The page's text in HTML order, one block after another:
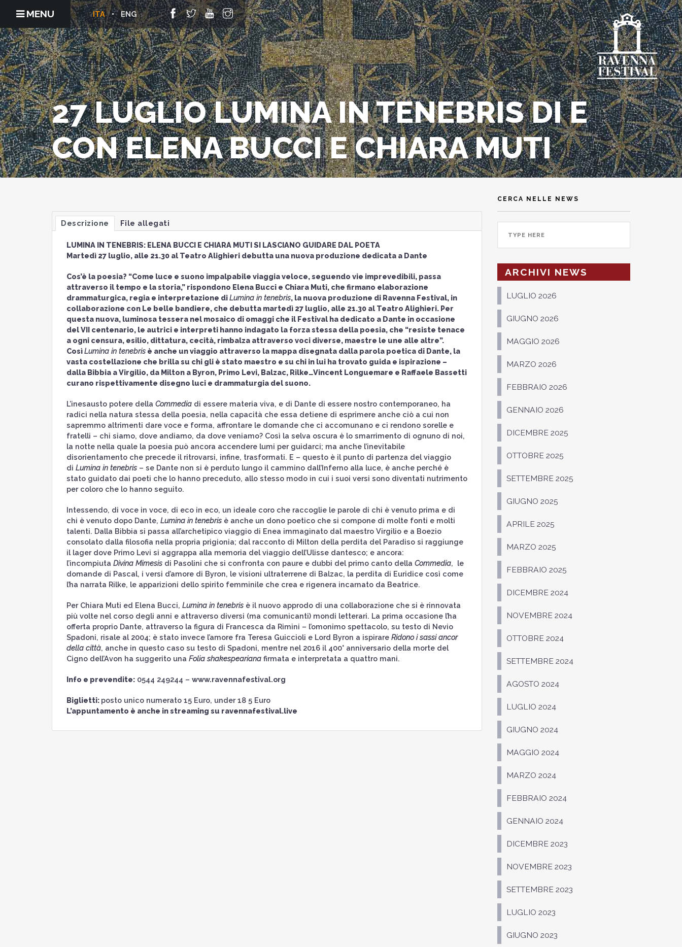
MENU ENG
ITA
27 LUGLIO LUMINA IN TENEBRIS DI E
CON ELENA BUCCI E CHIARA MUTI
Descrizione File allegati
LUMINA IN TENEBRIS: ELENA BUCCI E CHIARA MUTI SI LASCIANO GUIDARE DAL POETA
Martedì 27 luglio, alle 21.30 al Teatro Alighieri debutta una nuova produzione dedicata a Dante
Cos’è la poesia? “Come luce e suono impalpabile viaggia veloce, seguendo vie imprevedibili, passa
attraverso il tempo e la storia,” rispondono Elena Bucci e Chiara Muti, che firmano elaborazione
drammaturgica, regia e interpretazione diLumina in tenebris, la nuova produzione di Ravenna Festival, in
collaborazione con Le belle bandiere, che debutta martedì 27 luglio, alle 21.30 al Teatro Alighieri. Per
questa nuova, luminosa tessera nel mosaico di omaggi che il Festival ha dedicato a Dante in occasione
del VII centenario, le autrici e interpreti hanno indagato la forza stessa della poesia, che “resiste tenace
a ogni censura, esilio, dittatura, cecità, rimbalza attraverso voci diverse, maestre le une alle altre”.
CosìLumina in tenebrisè anche un viaggio attraverso la mappa disegnata dalla parola poetica di Dante, la
vasta costellazione che brilla su chi gli è stato maestro e su chi in lui ha trovato guida e ispirazione –
dalla Bibbia a Virgilio, da Milton a Byron, Primo Levi, Balzac, Rilke…Vincent Longuemare e Raffaele Bassetti
curano rispettivamente disegno luci e drammaturgia del suono.
L’inesausto potere della Commediadi essere materia viva, e di Dante di essere nostro contemporaneo, ha
radici nella natura stessa della poesia, nella capacità che essa detiene di esprimere anche ciò a cui non
sapremmo altrimenti dare voce e forma, affrontare le domande che ci accomunano e ci rendono sorelle e
fratelli – chi siamo, dove andiamo, da dove veniamo? Così la selva oscura è lo smarrimento di ognuno di noi,
la notte nella quale la poesia può ancora accendere lumi per guidarci; ma anche l’inevitabile
disorientamento che precede il ritrovarsi, infine, trasformati. E – questo è il punto di partenza del viaggio
di Lumina in tenebris– se Dante non si è perduto lungo il cammino dall’Inferno alla luce, è anche perché è
stato guidato dai poeti che lo hanno preceduto, allo stesso modo in cui i suoi versi sono diventati nutrimento
per coloro che lo hanno seguito.
Intessendo, di voce in voce, di eco in eco, un ideale coro che raccoglie le parole di chi è venuto prima e di
chi è venuto dopo Dante, Lumina in tenebrisè anche un dono poetico che si compone di molte fonti e molti
talenti. Dalla Bibbia si passa all’archetipico viaggio di Enea immaginato dal maestro Virgilio e a Boezio
consolato dalla filosofia nella propria prigionia; dal racconto di Milton della perdita del Paradiso si raggiunge
il lager dove Primo Levi si aggrappa alla memoria del viaggio dell’Ulisse dantesco; e ancora:
l’incompiuta Divina Mimesisdi Pasolini che si confronta con paure e dubbi del primo canto della Commedia, le
domande di Pascal, i versi d’amore di Byron, le visioni ultraterrene di Balzac, la perdita di Euridice così come
l’ha narrata Rilke, le apparizioni dello spirito femminile che crea e rigenera incarnato da Beatrice.
Per Chiara Muti ed Elena Bucci, Lumina in tenebrisè il nuovo approdo di una collaborazione che si è rinnovata
più volte nel corso degli anni e attraverso diversi (ma comunicanti) mondi letterari. La prima occasione l’ha
offerta proprio Dante, attraverso la figura di Francesca da Rimini – l’omonimo spettacolo, su testo di Nevio
Spadoni, risale al 2004; è stato invece l’amore fra Teresa Guiccioli e Lord Byron a ispirare Ridono i sassi ancor
della città, anche in questo caso su testo di Spadoni, mentre nel 2016 il 400° anniversario della morte del
Cigno dell’Avon ha suggerito una Folia shakespeariana firmata e interpretata a quattro mani.
Info e prevendite:0544 249244 – www.ravennafestival.org
Biglietti: posto unico numerato 15 Euro, under 18 5 Euro
L’appuntamento è anche in streaming su ravennafestival.live
CERCA NELLE NEWS
ARCHIVI NEWS
LUGLIO 2026
GIUGNO 2026
MAGGIO 2026
MARZO 2026
FEBBRAIO 2026
GENNAIO 2026
DICEMBRE 2025
OTTOBRE 2025
SETTEMBRE 2025
GIUGNO 2025
APRILE 2025
MARZO 2025
FEBBRAIO 2025
DICEMBRE 2024
NOVEMBRE 2024
OTTOBRE 2024
SETTEMBRE 2024
AGOSTO 2024
LUGLIO 2024
GIUGNO 2024
MAGGIO 2024
MARZO 2024
FEBBRAIO 2024
GENNAIO 2024
DICEMBRE 2023
NOVEMBRE 2023
SETTEMBRE 2023
LUGLIO 2023
GIUGNO 2023